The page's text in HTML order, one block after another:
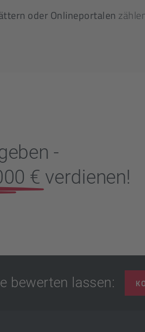
oder Onlineportalen
-
€ verdienen!
bewerten lassen: